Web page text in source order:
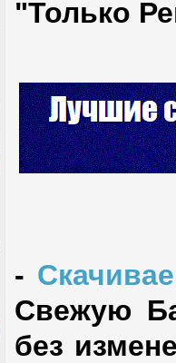
"Только
-
Свежую
без